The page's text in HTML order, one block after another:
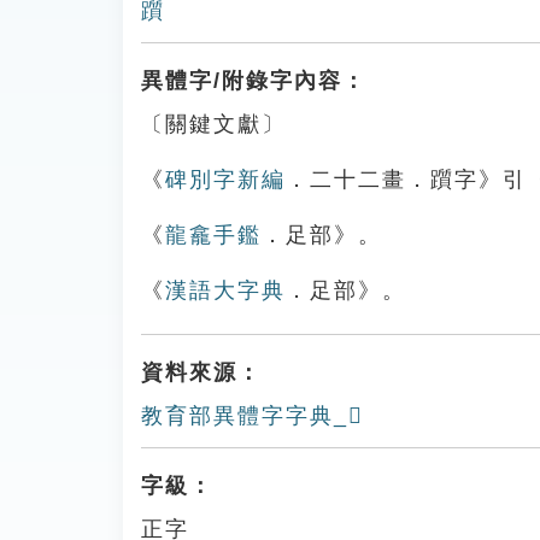
躓
異體字/附錄字內容：
〔關鍵文獻〕
《碑別字新編 ．二十二畫．躓字》引
《龍龕手鑑 ．足部》。
《漢語大字典 ．足部》。
資料來源：
教育部異體字字典_𨆦
字級：
正字